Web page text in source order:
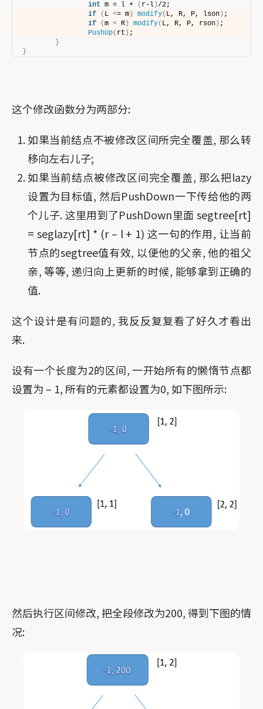
int m = l + ( r-l )/2;
if
( L <= m ) modify( L, R, P, lson ) ;
if
(m < R ) modify( L, R, P, rson ) ;
PushUp( rt ) ;
}
}
这个修改函数分为两部分:
如果当前结点不被修改区间所完全覆盖, 那么转
移向左右儿子;
如果当前结点被修改区间完全覆盖, 那么把lazy
设置为目标值, 然后PushDown一下传给他的两
个儿子. 这里用到了PushDown里面 segtree[rt]
= seglazy[rt] * (r – l + 1) 这一句的作用, 让当前
节点的segtree值有效, 以便他的父亲, 他的祖父
亲, 等等, 递归向上更新的时候, 能够拿到正确的
值.
这个设计是有问题的, 我反反复复看了好久才看出
来.
设有一个长度为2的区间, 一开始所有的懒惰节点都
设置为 – 1, 所有的元素都设置为0, 如下图所示:
然后执行区间修改, 把全段修改为200, 得到下图的情
况: